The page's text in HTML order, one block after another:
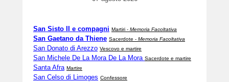
San Sisto II e compagni Martiri - Memoria Facoltativa
San Gaetano da Thiene Sacerdote - Memoria Facoltativa
San Donato di Arezzo Vescovo e martire
San Michele De La Mora De La Mora Sacerdote e martire
Santa Afra Martire
San Celso di Limoges Confessore